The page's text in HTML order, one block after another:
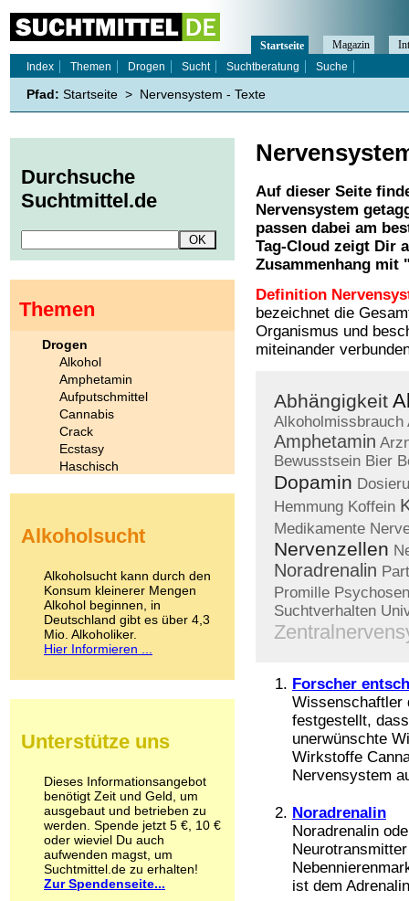
Auf dieser Seite
Nervensystem
passen dabei am
Tag-Cloud zeigt Dir
Zusammenhang mit
Definition
bezeichnet die
Organismus und
miteinander
Abhängigkeit
Alkoholmissbrauch
Amphetamin
Bewusstsein Bier
Dopamin
Hemmung Koffein
Medikamente
Nervenzellen
Noradrenalin
Promille Psychosen
Suchtverhalten
Forscher
Wissenschaftler
festgestellt,
unerwünschte
Wirkstoffe
Nervensystem
Noradrenalin
Noradrenalin
ist dem
Startseite Magazin
Index
Themen Drogen Sucht Suchtberatung Suche
Pfad: Startseite > Nervensystem - Texte
Durchsuche
Suchtmittel.de
Themen
Drogen
Alkohol
Amphetamin
Aufputschmittel
Cannabis
Crack
Ecstasy
Haschisch
Kokain
LSD
Marihuana
Medikamente
Meskalin
Metamphetamin
Methadon
Pilze
Psychopharmaka
Schlafmittel
Schmerzmittel
Schnüffelstoffe
Spice
Sucht / Süchte
Alkoholsucht
Alkoholsucht
Alkoholsucht kann durch den
Konsum kleinerer Mengen
Alkohol beginnen, in
Deutschland gibt es über 4,3
Mio. Alkoholiker.
Hier Informieren ...
Unterstütze uns
Dieses Informationsangebot
benötigt Zeit und Geld, um
ausgebaut und betrieben zu
werden. Spende jetzt 5 €, 10 €
oder wieviel Du auch
aufwenden magst, um
Suchtmittel.de zu erhalten!
Zur Spendenseite...